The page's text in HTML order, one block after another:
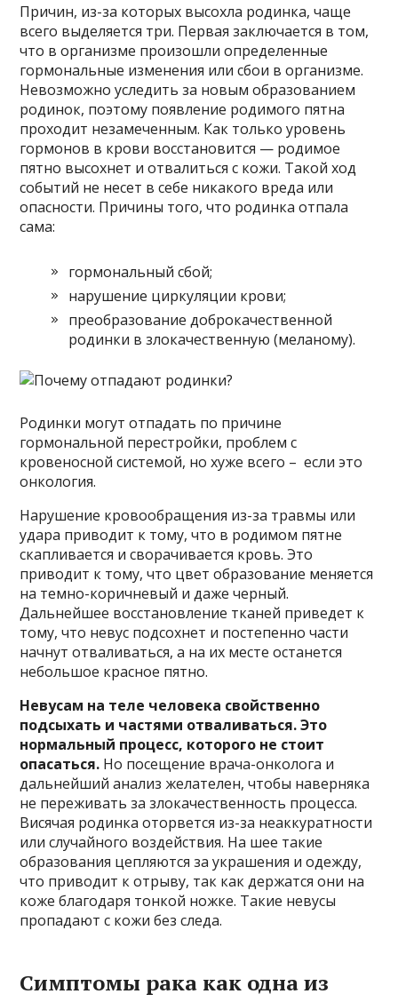
Причин, из-за которых высохла родинка, чаще
всего выделяется три. Первая заключается в том,
что в организме произошли определенные
гормональные изменения или сбои в организме.
Невозможно уследить за новым образованием
родинок, поэтому появление родимого пятна
проходит незамеченным. Как только уровень
гормонов в крови восстановится — родимое
пятно высохнет и отвалиться с кожи. Такой ход
событий не несет в себе никакого вреда или
опасности. Причины того, что родинка отпала
сама:
гормональный сбой;
нарушение циркуляции крови;
преобразование доброкачественной
родинки в злокачественную (меланому).
Родинки могут отпадать по причине
гормональной перестройки, проблем с
кровеносной системой, но хуже всего – если это
онкология.
Нарушение кровообращения из-за травмы или
удара приводит к тому, что в родимом пятне
скапливается и сворачивается кровь. Это
приводит к тому, что цвет образование меняется
на темно-коричневый и даже черный.
Дальнейшее восстановление тканей приведет к
тому, что невус подсохнет и постепенно части
начнут отваливаться, а на их месте останется
небольшое красное пятно.
Невусам на теле человека свойственно
подсыхать и частями отваливаться. Это
нормальный процесс, которого не стоит
опасаться. Но посещение врача-онколога и
дальнейший анализ желателен, чтобы наверняка
не переживать за злокачественность процесса.
Висячая родинка оторвется из-за неаккуратности
или случайного воздействия. На шее такие
образования цепляются за украшения и одежду,
что приводит к отрыву, так как держатся они на
коже благодаря тонкой ножке. Такие невусы
пропадают с кожи без следа.
Симптомы рака как одна из